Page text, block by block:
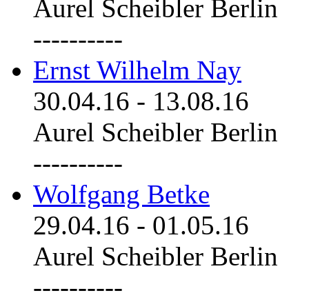
Aurel Scheibler Berlin
----------
Ernst Wilhelm Nay
30.04.16 - 13.08.16
Aurel Scheibler Berlin
----------
Wolfgang Betke
29.04.16 - 01.05.16
Aurel Scheibler Berlin
----------